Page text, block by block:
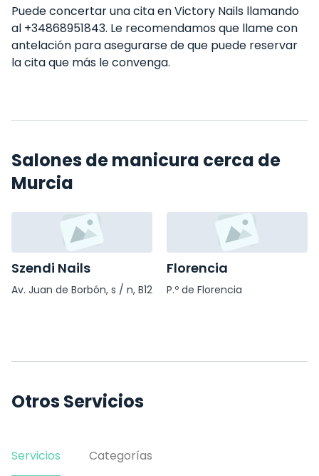
Puede concertar una cita en Victory Nails llamando
al +34868951843. Le recomendamos que llame con
antelación para asegurarse de que puede reservar
la cita que más le convenga.
Salones de manicura cerca de
Murcia
Szendi Nails
Av. Juan de Borbón, s / n, B12
Florencia
P.º de Florencia
Otros Servicios
Servicios Categorías